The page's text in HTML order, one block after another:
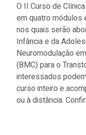
O II Curso de
em quatro módulos
nos quais serão
Infância e da
Neuromodulação
(BMC) para o
interessados
curso inteiro e
ou à distância.